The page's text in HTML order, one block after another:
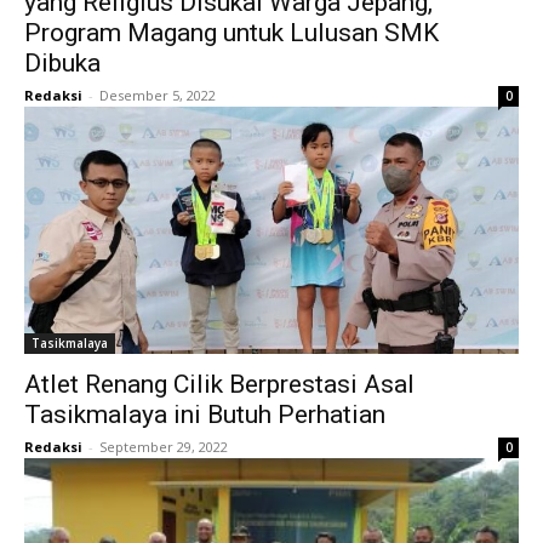
Program Magang untuk Lulusan SMK
Dibuka
Redaksi - Desember 5, 2022 0
Tasikmalaya
Atlet Renang Cilik Berprestasi Asal
Tasikmalaya ini Butuh Perhatian
Redaksi - September 29, 2022 0